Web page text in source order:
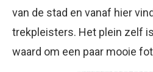
van de stad en vanaf hier
trekpleisters. Het plein zelf
waard om een paar mooie